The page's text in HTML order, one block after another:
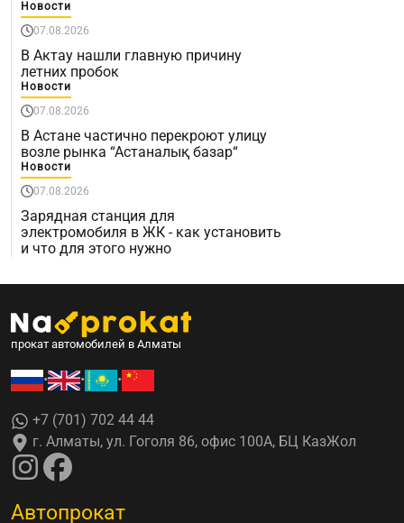
Новости
07.08.2026
В Актау нашли главную причину
летних пробок
Новости
07.08.2026
В Астане частично перекроют улицу
возле рынка “Астаналық базар“
Новости
07.08.2026
Зарядная станция для
электромобиля в ЖК - как установить
и что для этого нужно
прокат автомобилей в Алматы
• • •
+7 (701) 702 44 44
г. Алматы, ул. Гоголя 86, офис 100А, БЦ КазЖол
Автопрокат